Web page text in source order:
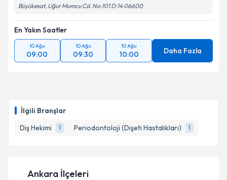
İlgili Branşlar
Diş Hekimi
1 Periodontoloji (Dişeti Hastalıkları) 1
Büyükesat, Uğur Mumcu Cd. No:101 D:14 06600
En Yakın Saatler
10 Ağu
09:00
10 Ağu
09:30
10 Ağu
10:00 Daha Fazla
Ankara İlçeleri